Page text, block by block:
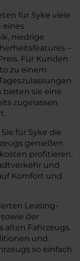
für Syke viele
eines
niedrige
–
Für Kunden
zu einem
bieten sie eine
zugelassen
für Syke die
genießen
profitieren.
und
Komfort und
Leasing-
der
alten Fahrzeugs.
und
so einfach